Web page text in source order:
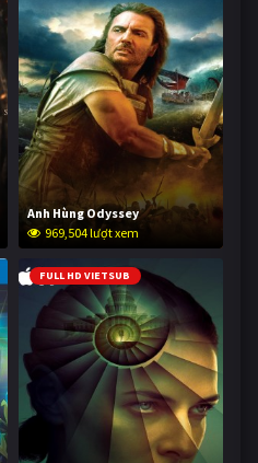
Anh Hùng Odyssey
969,504 lượt xem
FULL HD VIETSUB